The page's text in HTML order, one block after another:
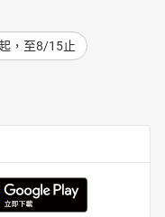
，至8/15止